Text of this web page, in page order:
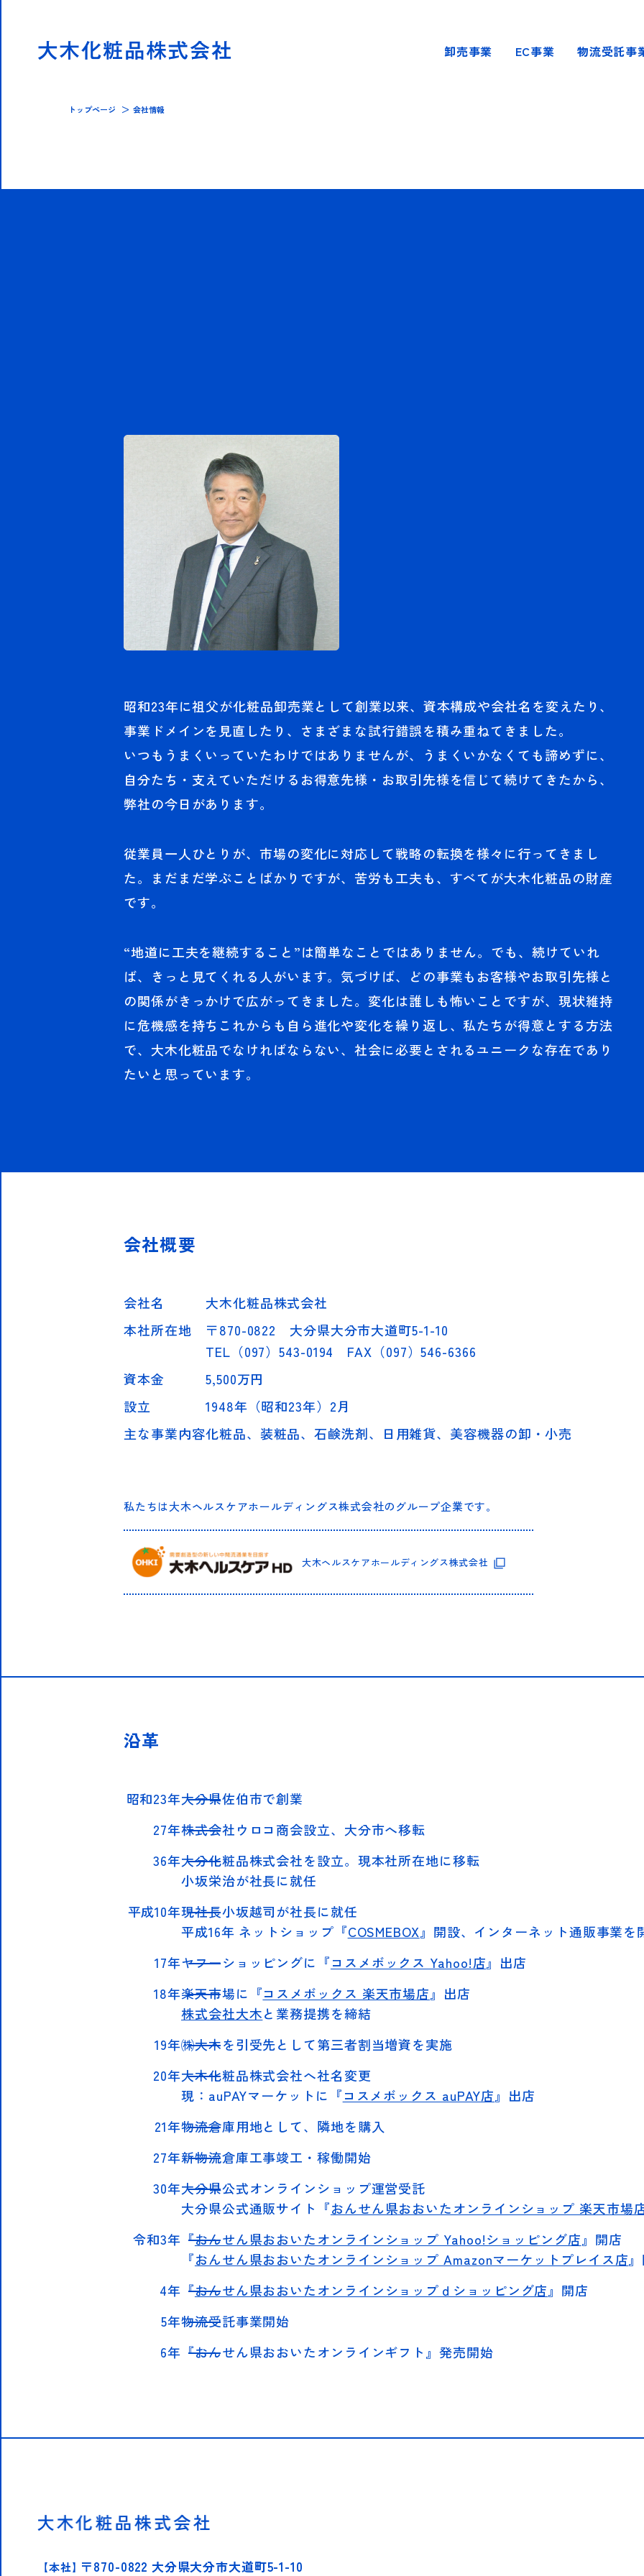
卸売事業 EC事業 物流受託事
トップページ 会社情報
昭和23年に祖父が化粧品卸売業として創業以来、資本構成や会社名を変えたり、
事業ドメインを見直したり、さまざまな試行錯誤を積み重ねてきました。
いつもうまくいっていたわけではありませんが、うまくいかなくても諦めずに、
自分たち・支えていただけるお得意先様・お取引先様を信じて続けてきたから、
弊社の今日があります。
従業員一人ひとりが、市場の変化に対応して戦略の転換を様々に行ってきまし
た。まだまだ学ぶことばかりですが、苦労も工夫も、すべてが大木化粧品の財産
です。
“地道に工夫を継続すること”は簡単なことではありません。でも、続けていれ
ば、きっと見てくれる人がいます。気づけば、どの事業もお客様やお取引先様と
の関係がきっかけで広がってきました。変化は誰しも怖いことですが、現状維持
に危機感を持ちこれからも自ら進化や変化を繰り返し、私たちが得意とする方法
で、大木化粧品でなければならない、社会に必要とされるユニークな存在であり
たいと思っています。
会社概要
会社名
大木化粧品株式会社
本社所在地
〒870-0822 大分県大分市大道町5-1-10
TEL（097）543-0194 FAX（097）546-6366
資本金
5,500万円
設立
1948年（昭和23年）2月
主な事業内容化粧品、装粧品、石鹸洗剤、日用雑貨、美容機器の卸・小売
私たちは大木ヘルスケアホールディングス株式会社のグループ企業です。
大木ヘルスケアホールディングス株式会社
沿革
昭和23年大分県佐伯市で創業
27年株式会社ウロコ商会設立、大分市へ移転
36年大分化粧品株式会社を設立。現本社所在地に移転
小坂栄治が社長に就任
平成10年現社長小坂越司が社長に就任
平成16年 ネットショップ『COSMEBOX』開設、インターネット通販事業を
17年ヤフーショッピングに『コスメボックス Yahoo!店』出店
18年楽天市場に『コスメボックス 楽天市場店』出店
株式会社大木と業務提携を締結
19年㈱大木を引受先として第三者割当増資を実施
20年大木化粧品株式会社へ社名変更
現：auPAYマーケットに『コスメボックス auPAY店』出店
21年物流倉庫用地として、隣地を購入
27年新物流倉庫工事竣工・稼働開始
30年大分県公式オンラインショップ運営受託
大分県公式通販サイト『おんせん県おおいたオンラインショップ 楽天市場
令和3年 『おんせん県おおいたオンラインショップ Yahoo!ショッピング店』開店
『おんせん県おおいたオンラインショップ Amazonマーケットプレイス店
4年 『おんせん県おおいたオンラインショップｄショッピング店』開店
5年物流受託事業開始
6年 『おんせん県おおいたオンラインギフト』発売開始
【本社】〒870-0822 大分県大分市大道町5-1-10